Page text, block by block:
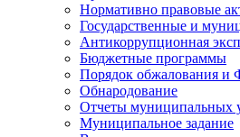
Нормативно правовые
Государственные и
Антикоррупционная
Бюджетные программы
Порядок обжалования
Обнародование
Отчеты муниципальных
Муниципальное задание